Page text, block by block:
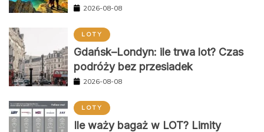
2026-08-08
LOTY
Gdańsk–Londyn: ile trwa lot? Czas
podróży bez przesiadek
2026-08-08
LOTY
Ile waży bagaż w LOT? Limity